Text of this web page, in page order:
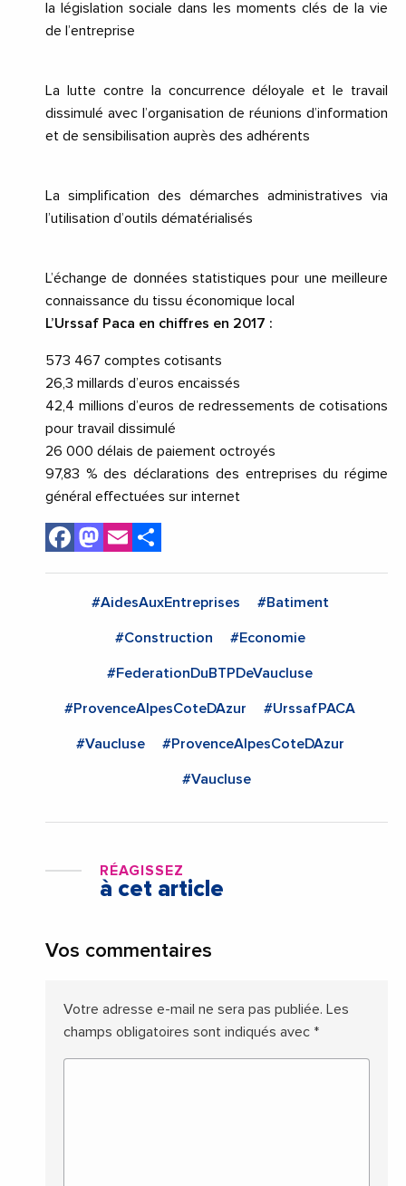
la législation sociale dans les moments clés de la vie
de l’entreprise
La lutte contre la concurrence déloyale et le travail
dissimulé avec l’organisation de réunions d’information
et de sensibilisation auprès des adhérents
La simplification des démarches administratives via
l’utilisation d’outils dématérialisés
L’échange de données statistiques pour une meilleure
connaissance du tissu économique local
L’Urssaf Paca en chiffres en 2017 :
573 467 comptes cotisants
26,3 millards d’euros encaissés
42,4 millions d’euros de redressements de cotisations
pour travail dissimulé
26 000 délais de paiement octroyés
97,83 % des déclarations des entreprises du régime
général effectuées sur internet
Facebook
Mastodon
Email
#AidesAuxEntreprises #Batiment
#Construction #Economie
#FederationDuBTPDeVaucluse
#ProvenceAlpesCoteDAzur #UrssafPACA
#Vaucluse #ProvenceAlpesCoteDAzur
#Vaucluse
RÉAGISSEZ
à cet article
Vos commentaires
Votre adresse e-mail ne sera pas publiée. Les
champs obligatoires sont indiqués avec *